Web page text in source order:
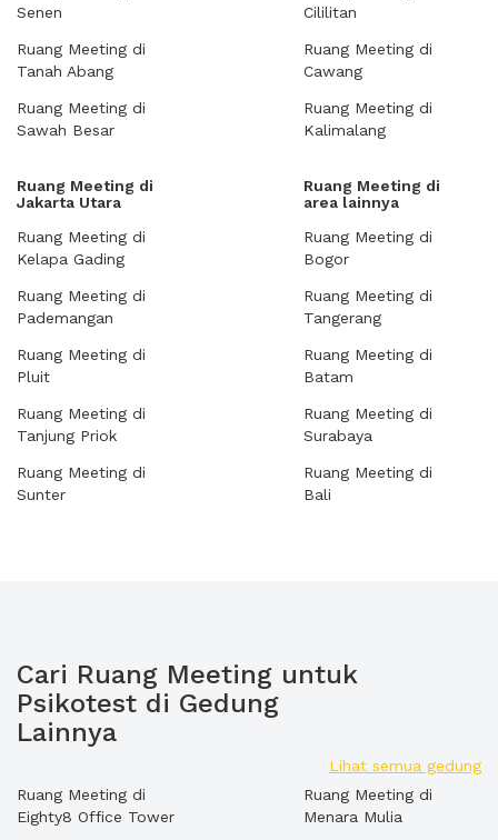
Senen
Ruang Meeting di
Tanah Abang
Ruang Meeting di
Sawah Besar
Cililitan
Ruang Meeting di
Cawang
Ruang Meeting di
Kalimalang
Ruang Meeting di
Jakarta Utara
Ruang Meeting di
Kelapa Gading
Ruang Meeting di
Pademangan
Ruang Meeting di
Pluit
Ruang Meeting di
Tanjung Priok
Ruang Meeting di
Sunter
Ruang Meeting di
area lainnya
Ruang Meeting di
Bogor
Ruang Meeting di
Tangerang
Ruang Meeting di
Batam
Ruang Meeting di
Surabaya
Ruang Meeting di
Bali
Cari Ruang Meeting untuk
Psikotest di Gedung
Lainnya
Lihat semua gedung
Ruang Meeting di
Eighty8 Office Tower
Ruang Meeting di
Menara Mulia